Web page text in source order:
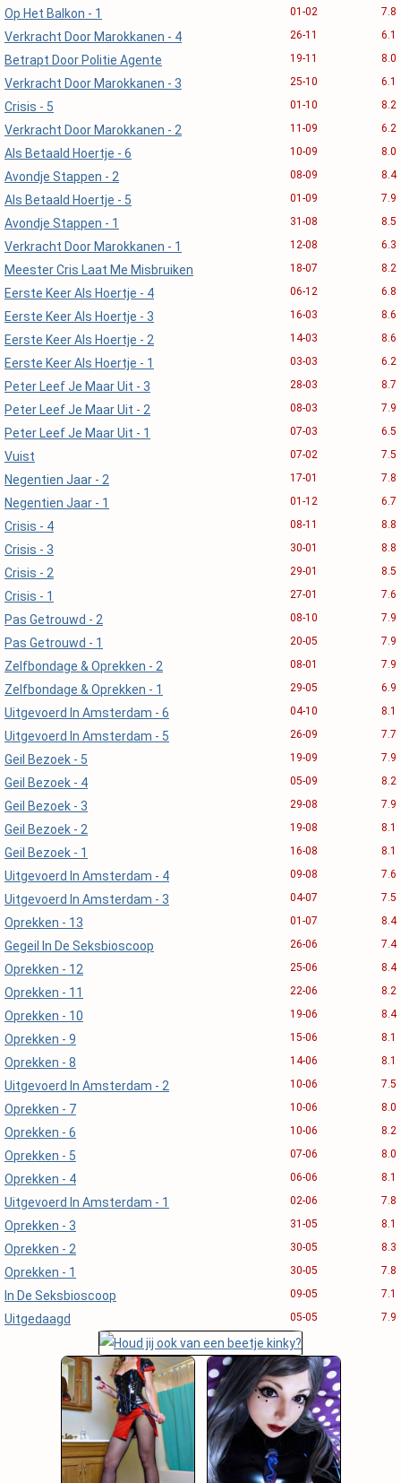
Op Het Balkon - 1 01-02 7.8
Verkracht Door Marokkanen - 4 26-11 6.1
Betrapt Door Politie Agente 19-11 8.0
Verkracht Door Marokkanen - 3 25-10 6.1
Crisis - 5 01-10 8.2
Verkracht Door Marokkanen - 2 11-09 6.2
Als Betaald Hoertje - 6 10-09 8.0
Avondje Stappen - 2 08-09 8.4
Als Betaald Hoertje - 5 01-09 7.9
Avondje Stappen - 1 31-08 8.5
Verkracht Door Marokkanen - 1 12-08 6.3
Meester Cris Laat Me Misbruiken 18-07 8.2
Eerste Keer Als Hoertje - 4 06-12 6.8
Eerste Keer Als Hoertje - 3 16-03 8.6
Eerste Keer Als Hoertje - 2 14-03 8.6
Eerste Keer Als Hoertje - 1 03-03 6.2
Peter Leef Je Maar Uit - 3 28-03 8.7
Peter Leef Je Maar Uit - 2 08-03 7.9
Peter Leef Je Maar Uit - 1 07-03 6.5
Vuist 07-02 7.5
Negentien Jaar - 2 17-01 7.8
Negentien Jaar - 1 01-12 6.7
Crisis - 4 08-11 8.8
Crisis - 3 30-01 8.8
Crisis - 2 29-01 8.5
Crisis - 1 27-01 7.6
Pas Getrouwd - 2 08-10 7.9
Pas Getrouwd - 1 20-05 7.9
Zelfbondage & Oprekken - 2 08-01 7.9
Zelfbondage & Oprekken - 1 29-05 6.9
Uitgevoerd In Amsterdam - 6 04-10 8.1
Uitgevoerd In Amsterdam - 5 26-09 7.7
Geil Bezoek - 5 19-09 7.9
Geil Bezoek - 4 05-09 8.2
Geil Bezoek - 3 29-08 7.9
Geil Bezoek - 2 19-08 8.1
Geil Bezoek - 1 16-08 8.1
Uitgevoerd In Amsterdam - 4 09-08 7.6
Uitgevoerd In Amsterdam - 3 04-07 7.5
Oprekken - 13 01-07 8.4
Gegeil In De Seksbioscoop 26-06 7.4
Oprekken - 12 25-06 8.4
Oprekken - 11 22-06 8.2
Oprekken - 10 19-06 8.4
Oprekken - 9 15-06 8.1
Oprekken - 8 14-06 8.1
Uitgevoerd In Amsterdam - 2 10-06 7.5
Oprekken - 7 10-06 8.0
Oprekken - 6 10-06 8.2
Oprekken - 5 07-06 8.0
Oprekken - 4 06-06 8.1
Uitgevoerd In Amsterdam - 1 02-06 7.8
Oprekken - 3 31-05 8.1
Oprekken - 2 30-05 8.3
Oprekken - 1 30-05 7.8
In De Seksbioscoop 09-05 7.1
Uitgedaagd 05-05 7.9